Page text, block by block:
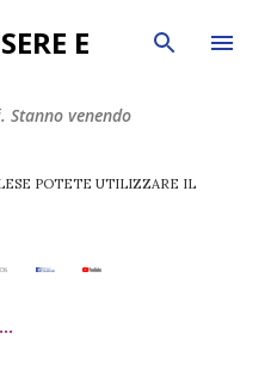
principali
E
Stanno venendo
POTETE UTILIZZARE IL